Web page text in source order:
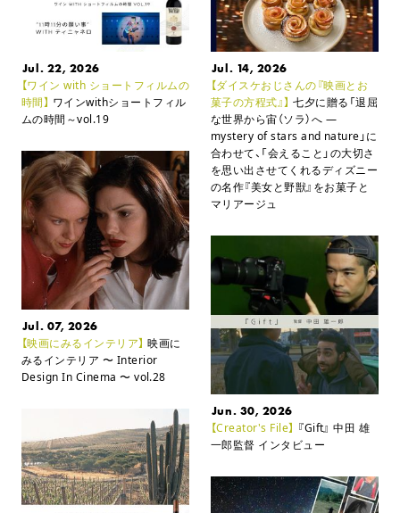
Jul. 22, 2026
【ワイン with ショートフィルムの
時間】 ワインwithショートフィル
ムの時間～vol.19
Jul. 14, 2026
【ダイスケおじさんの『映画とお
菓子の方程式』】 七夕に贈る「退屈
な世界から宙（ソラ）へ ―
mystery of stars and nature」に
合わせて、 「会えること」の大切さ
を思い出させてくれるディズニー
の名作『美女と野獣』をお菓子と
マリアージュ
Jul. 07, 2026
【映画にみるインテリア】 映画に
みるインテリア 〜 Interior
Design In Cinema 〜 vol.28
Jun. 30, 2026
【Creator's File】 『Gift』 中田 雄
一郎監督 インタビュー